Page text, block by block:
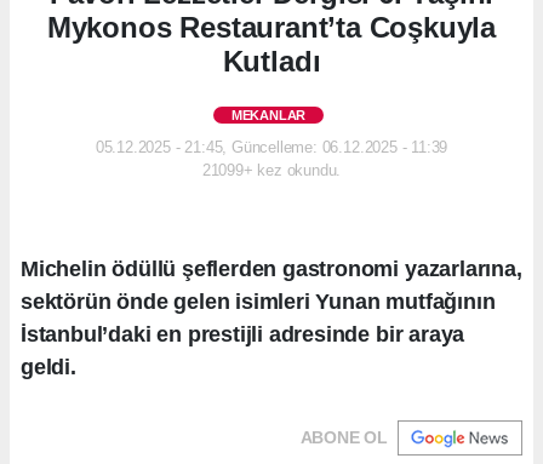
Mykonos Restaurant’ta Coşkuyla
Kutladı
MEKANLAR
05.12.2025 - 21:45, Güncelleme: 06.12.2025 - 11:39
21099+ kez okundu.
Michelin ödüllü şeflerden gastronomi yazarlarına,
sektörün önde gelen isimleri Yunan mutfağının
İstanbul’daki en prestijli adresinde bir araya
geldi.
ABONE OL